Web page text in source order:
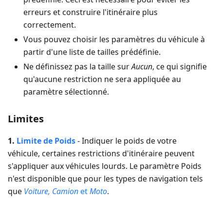
erreurs et construire l'itinéraire plus
correctement.
Vous pouvez choisir les paramètres du véhicule à
partir d'une liste de tailles prédéfinie.
Ne définissez pas la taille surAucun, ce qui signifie
qu'aucune restriction ne sera appliquée au
paramètre sélectionné.
Limites
1. Limite de Poids-Indiquer le poids de votre
véhicule, certaines restrictions d'itinéraire peuvent
s'appliquer aux véhicules lourds. Le paramètre Poids
n'est disponible que pour les types de navigation tels
que Voiture, Camion etMoto.